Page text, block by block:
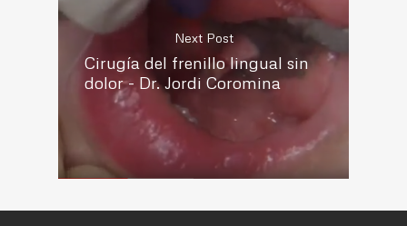
Next Post
Cirugía del frenillo lingual sin
dolor - Dr. Jordi Coromina